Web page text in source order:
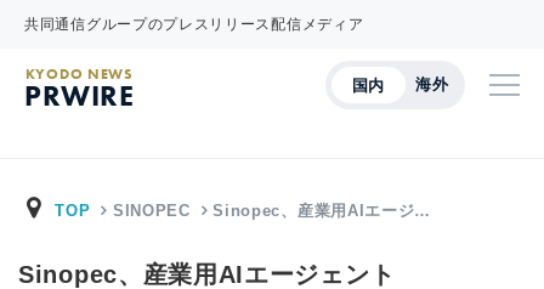
共同通信グループのプレスリリース配信メディア
国内 海外
KYODO NEWS
PRWIRE
TOP SINOPEC Sinopec、産業用AIエージ…
Sinopec、産業用AIエージェント